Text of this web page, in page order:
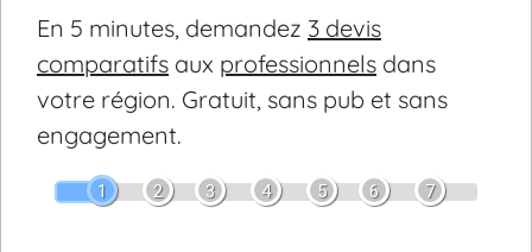
En 5 minutes, demandez 3 devis
comparatifs aux professionnels dans
votre région. Gratuit, sans pub et sans
engagement.
1 2 3 4 5 6 7